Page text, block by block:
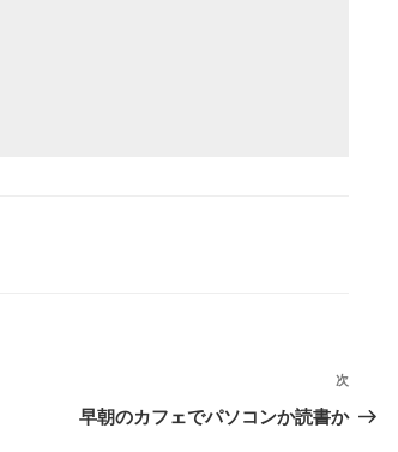
次
の
次
早朝のカフェでパソコンか読書か